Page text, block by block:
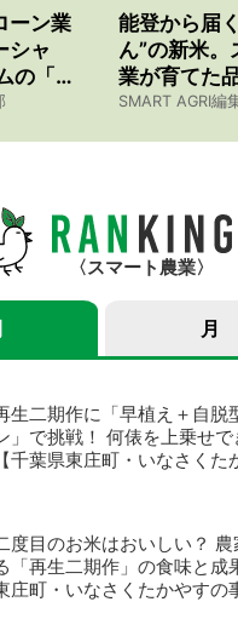
ーン業
シャ
の「ド
仕事
能登から届
ん”の新米。
業が育てた
みづほ」物
SMART AGRI編
スマート農業
月
生二期作に「早植え＋自脱
」で挑戦！ 何俵を上乗せで
【千葉県東庄町・いなさくた
度目のお米はおいしい？
「再生二期作」の食味と成
庄町・いなさくたかやすの